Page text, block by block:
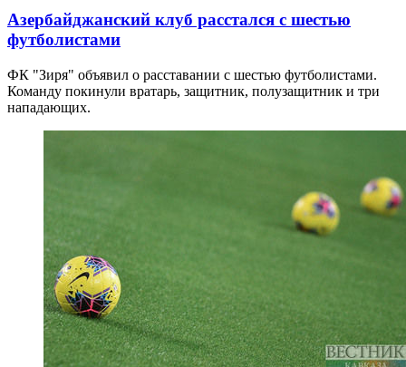
Азербайджанский клуб расстался с шестью
футболистами
ФК "Зиря" объявил о расставании с шестью футболистами.
Команду покинули вратарь, защитник, полузащитник и три
нападающих.